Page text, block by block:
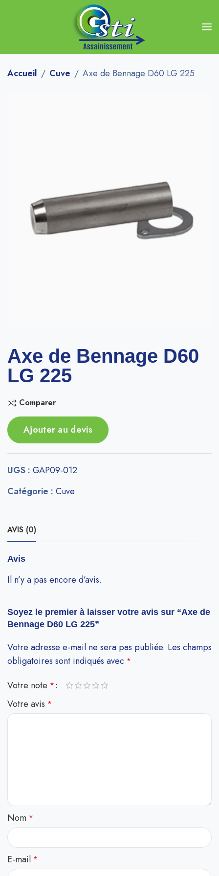
Accueil Cuve Axe de Bennage D60 LG 225
Axe de Bennage D60
LG 225
Comparer
Ajouter au devis
UGS : GAP09-012
Catégorie : Cuve
AVIS (0)
Avis
Il n’y a pas encore d’avis.
Soyez le premier à laisser votre avis sur “Axe de
Bennage D60 LG 225”
Votre adresse e-mail ne sera pas publiée. Les champs
obligatoires sont indiqués avec *
Votre note *
Votre avis *
Nom *
E-mail *